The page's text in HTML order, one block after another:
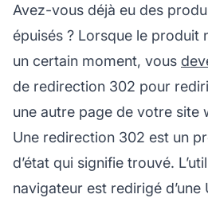
Avez-vous déjà eu des
épuisés ? Lorsque le produit
un certain moment, vous
de redirection 302 pour
une autre page de votre site
Une redirection 302 est un
d’état qui signifie trouvé.
navigateur est redirigé d’une